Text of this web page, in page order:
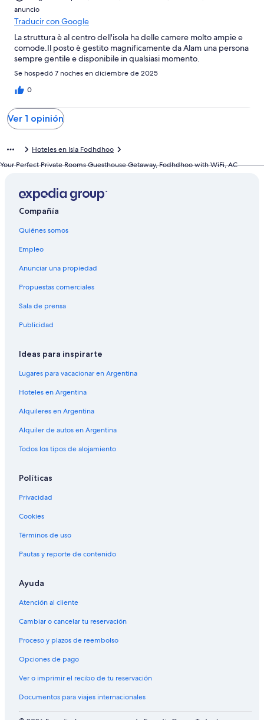
anuncio
Traducir con Google
La struttura è al centro dell'isola ha delle camere molto ampie e
comode.Il posto è gestito magnificamente da Alam una persona
sempre gentile e disponibile in qualsiasi momento.
Se hospedó 7 noches en diciembre de 2025
0
Ver 1 opinión
Hoteles en Isla Fodhdhoo
Your Perfect Private Rooms Guesthouse Getaway, Fodhdhoo with WiFi, AC
Compañía
Quiénes somos
Empleo
Anunciar una propiedad
Propuestas comerciales
Sala de prensa
Publicidad
Ideas para inspirarte
Lugares para vacacionar en Argentina
Hoteles en Argentina
Alquileres en Argentina
Alquiler de autos en Argentina
Todos los tipos de alojamiento
Políticas
Privacidad
Cookies
Términos de uso
Pautas y reporte de contenido
Ayuda
Atención al cliente
Cambiar o cancelar tu reservación
Proceso y plazos de reembolso
Opciones de pago
Ver o imprimir el recibo de tu reservación
Documentos para viajes internacionales